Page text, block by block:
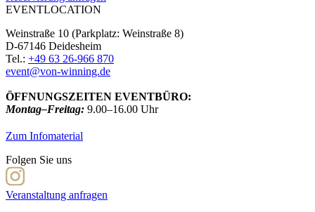
EVENTLOCATION
Weinstraße 10 (Parkplatz: Weinstraße 8)
D-67146 Deidesheim
Tel.: +49 63 26-966 870
event@von-winning.de
ÖFFNUNGSZEITEN EVENTBÜRO:
Montag–Freitag: 9.00–16.00 Uhr
Zum Infomaterial
Folgen Sie uns
Veranstaltung anfragen